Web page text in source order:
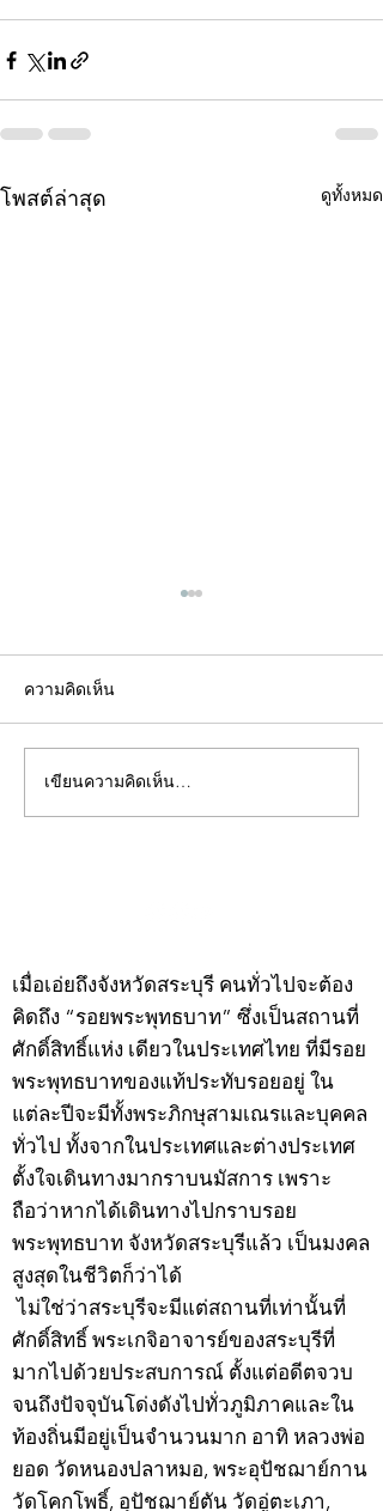
โพสต์ล่าสุด ดูทั้งหมด
คอลัมน์"จับชีพจรวงการ
พระ"ประจำพุธที่ 29
ความคิดเห็น
เขียนความคิดเห็น…
เมื่อเอ่ยถึงจังหวัดสระบุรี คนทั่วไปจะต้อง
คิดถึง “รอยพระพุทธบาท” ซึ่งเป็นสถานที่
ศักดิ์สิทธิ์แห่ง เดียวในประเทศไทย ที่มีรอย
พระพุทธบาทของแท้ประทับรอยอยู่ ใน
แต่ละปีจะมีทั้งพระภิกษุสามเณรและบุคคล
ทั่วไป ทั้งจากในประเทศและต่างประเทศ
ตั้งใจเดินทางมากราบนมัสการ เพราะ
ถือว่าหากได้เดินทางไปกราบรอย
พระพุทธบาท จังหวัดสระบุรีแล้ว เป็นมงคล
สูงสุดในชีวิตก็ว่าได้
ไม่ใช่ว่าสระบุรีจะมีแต่สถานที่เท่านั้นที่
ศักดิ์สิทธิ์ พระเกจิอาจารย์ของสระบุรีที่
มากไปด้วยประสบการณ์ ตั้งแต่อดีตจวบ
จนถึงปัจจุบันโด่งดังไปทั่วภูมิภาคและใน
ท้องถิ่นมีอยู่เป็นจำนวนมาก อาทิ หลวงพ่อ
ยอด วัดหนองปลาหมอ, พระอุปัชฌาย์กาน
วัดโคกโพธิ์, อุปัชฌาย์ตัน วัดอู่ตะเภา,